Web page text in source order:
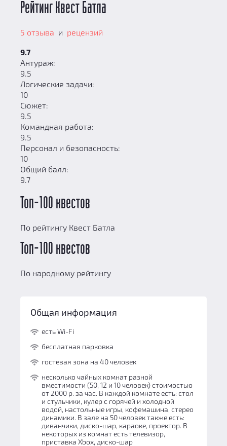
Рейтинг Квест Батла
5 отзыва и рецензий
9.7
Антураж:
9.5
Логические задачи:
10
Сюжет:
9.5
Командная работа:
9.5
Персонал и безопасность:
10
Общий балл:
9.7
Топ-100 квестов
По рейтингу Квест Батла
Топ-100 квестов
По народному рейтингу
Общая информация
есть Wi-Fi
бесплатная парковка
гостевая зона на 40 человек
несколько чайных комнат разной
вместимости (50, 12 и 10 человек) стоимостью
от 2000 р. за час. В каждой комнате есть: стол
и стульчики, кулер с горячей и холодной
водой, настольные игры, кофемашина, стерео
динамики. В зале на 50 человек также есть:
диванчики, диско-шар, караоке, проектор. В
некоторых из комнат есть телевизор,
приставка Xbox, диско-шар